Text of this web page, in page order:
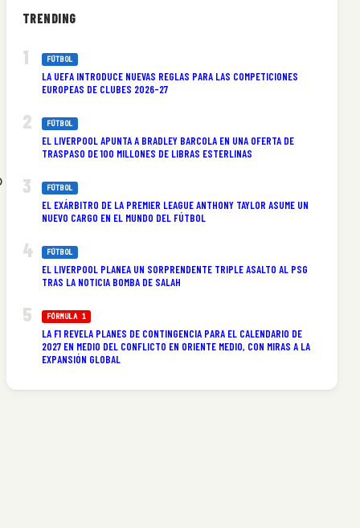
TRENDING
FÚTBOL
LA UEFA INTRODUCE NUEVAS REGLAS PARA LAS COMPETICIONES
EUROPEAS DE CLUBES 2026-27
FÚTBOL
EL LIVERPOOL APUNTA A BRADLEY BARCOLA EN UNA OFERTA DE
TRASPASO DE 100 MILLONES DE LIBRAS ESTERLINAS
FÚTBOL
EL EXÁRBITRO DE LA PREMIER LEAGUE ANTHONY TAYLOR ASUME UN
NUEVO CARGO EN EL MUNDO DEL FÚTBOL
FÚTBOL
EL LIVERPOOL PLANEA UN SORPRENDENTE TRIPLE ASALTO AL PSG
TRAS LA NOTICIA BOMBA DE SALAH
FÓRMULA 1
LA F1 REVELA PLANES DE CONTINGENCIA PARA EL CALENDARIO DE
2027 EN MEDIO DEL CONFLICTO EN ORIENTE MEDIO, CON MIRAS A LA
EXPANSIÓN GLOBAL